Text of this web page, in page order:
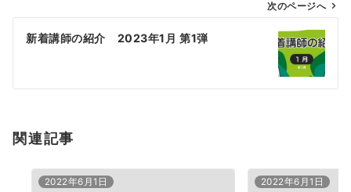
ン
次のページへ
新着講師の紹介 2023年1月 第1弾
関連記事
2022年6月1日 2022年6月1日